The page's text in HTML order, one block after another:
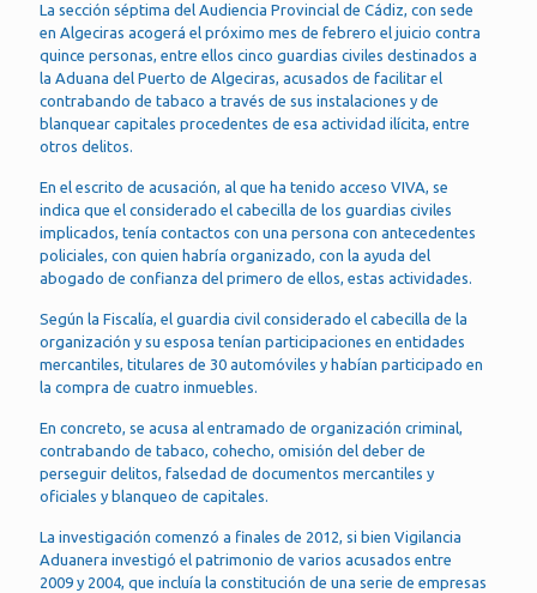
La sección séptima del Audiencia Provincial de Cádiz, con sede
en Algeciras acogerá el próximo mes de febrero el juicio contra
quince personas, entre ellos cinco guardias civiles destinados a
la Aduana del Puerto de Algeciras, acusados de facilitar el
contrabando de tabaco a través de sus instalaciones y de
blanquear capitales procedentes de esa actividad ilícita, entre
otros delitos.
En el escrito de acusación, al que ha tenido acceso VIVA, se
indica que el considerado el cabecilla de los guardias civiles
implicados, tenía contactos con una persona con antecedentes
policiales, con quien habría organizado, con la ayuda del
abogado de confianza del primero de ellos, estas actividades.
Según la Fiscalía, el guardia civil considerado el cabecilla de la
organización y su esposa tenían participaciones en entidades
mercantiles, titulares de 30 automóviles y habían participado en
la compra de cuatro inmuebles.
En concreto, se acusa al entramado de organización criminal,
contrabando de tabaco, cohecho, omisión del deber de
perseguir delitos, falsedad de documentos mercantiles y
oficiales y blanqueo de capitales.
La investigación comenzó a finales de 2012, si bien Vigilancia
Aduanera investigó el patrimonio de varios acusados entre
2009 y 2004, que incluía la constitución de una serie de empresas